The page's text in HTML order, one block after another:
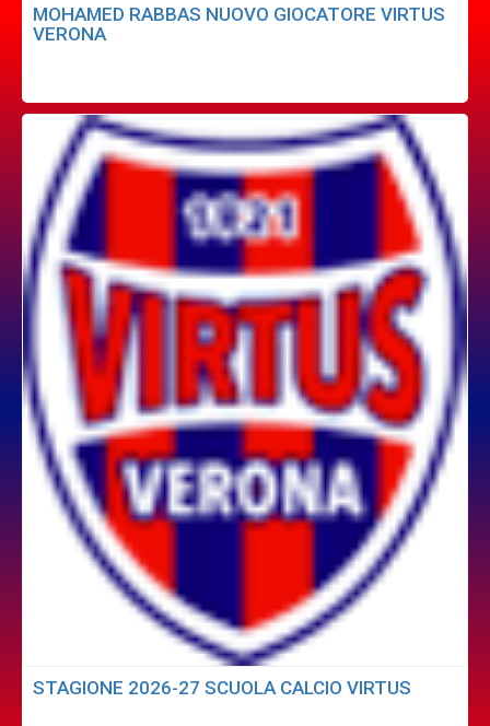
MOHAMED RABBAS NUOVO GIOCATORE VIRTUS
VERONA
STAGIONE 2026-27 SCUOLA CALCIO VIRTUS